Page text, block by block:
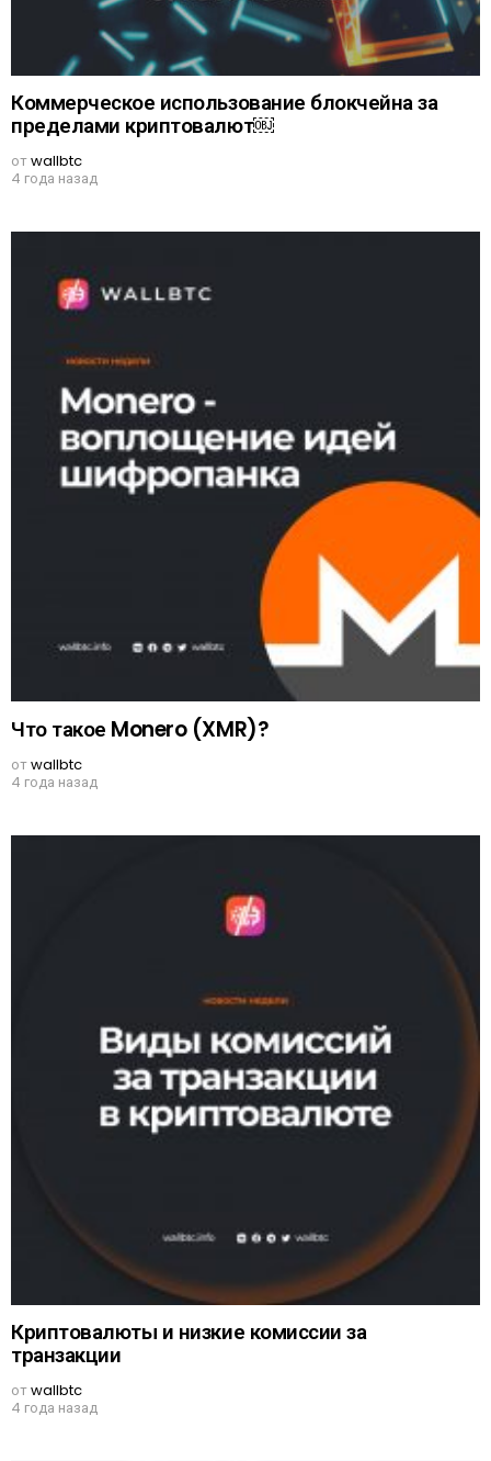
Коммерческое использование блокчейна за
пределами криптовалют￼
отwallbtc
4 года назад
Что такое Monero (XMR)?
отwallbtc
4 года назад
Криптовалюты и низкие комиссии за
транзакции
отwallbtc
4 года назад